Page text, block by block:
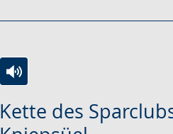
Kette des
Leichten
Audio-
Video